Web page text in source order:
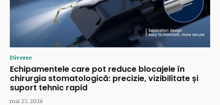
Diverse
Echipamentele care pot reduce blocajele în
chirurgia stomatologică: precizie, vizibilitate și
suport tehnic rapid
mai 27, 2026